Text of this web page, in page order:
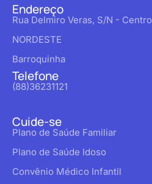
Endereço
Rua Delmiro Veras, S/N - Centro
NORDESTE
Barroquinha
Telefone
(88)36231121
Cuide-se
Plano de Saúde Familiar
Plano de Saúde Idoso
Convênio Médico Infantil